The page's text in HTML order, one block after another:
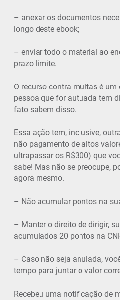
– anexar os documentos
longo deste ebook;
– enviar todo o material ao
prazo limite.
O recurso contra multas é um
pessoa que for autuada tem
fato sabem disso.
Essa ação tem, inclusive,
não pagamento de altos
ultrapassar os R$300) que
sabe! Mas não se preocupe,
agora mesmo.
– Não acumular pontos na
– Manter o direito de dirigir,
acumulados 20 pontos na
– Caso não seja anulada,
tempo para juntar o valor
Recebeu uma notificação de